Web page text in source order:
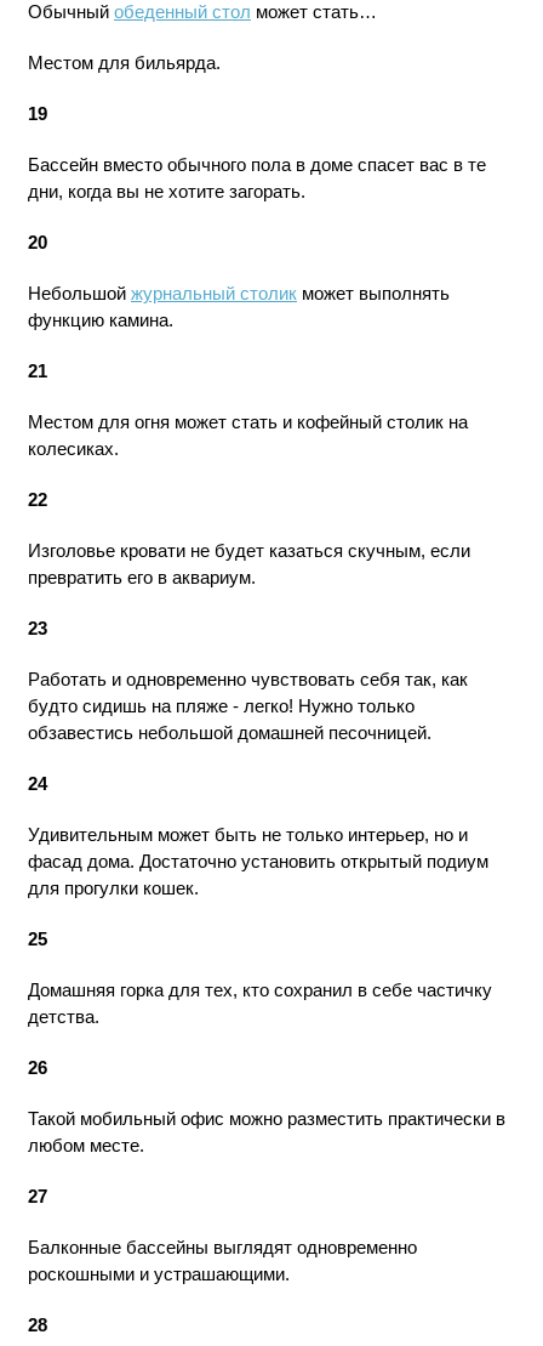
Обычный обеденный стол может стать…
Местом для бильярда.
19
Бассейн вместо обычного пола в доме спасет вас в те
дни, когда вы не хотите загорать.
20
Небольшой журнальный столикможет выполнять
функцию камина.
21
Местом для огня может стать и кофейный столик на
колесиках.
22
Изголовье кровати не будет казаться скучным, если
превратить его в аквариум.
23
Работать и одновременно чувствовать себя так, как
будто сидишь на пляже - легко! Нужно только
обзавестись небольшой домашней песочницей.
24
Удивительным может быть не только интерьер, но и
фасад дома. Достаточно установить открытый подиум
для прогулки кошек.
25
Домашняя горка для тех, кто сохранил в себе частичку
детства.
26
Такой мобильный офис можно разместить практически в
любом месте.
27
Балконные бассейны выглядят одновременно
роскошными и устрашающими.
28